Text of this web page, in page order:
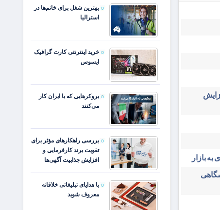
بازار
بهترین شغل برای خانم‌ها در
استرالیا
خرید اینترنتی کارت گرافیک
ایسوس
بروکرهایی‌ که با ایران کار
می‌کنند
بررسی راهکارهای مؤثر برای
تقویت برند کارفرمایی و
افزایش جذابیت آگهی‌ها
با هدایای تبلیغاتی خلاقانه
معروف شوید